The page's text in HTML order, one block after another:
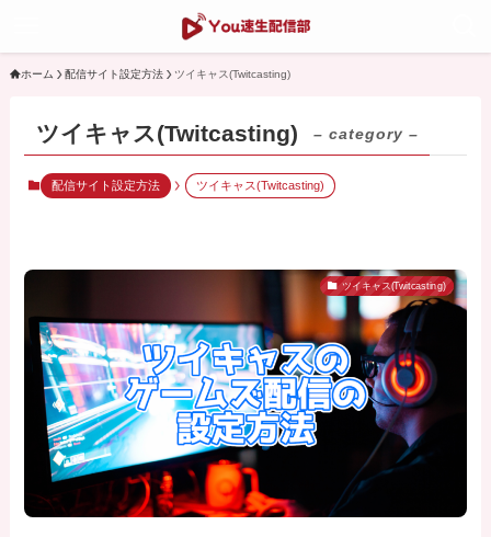
ホーム 配信サイト設定方法 ツイキャス(Twitcasting)
ツイキャス(Twitcasting) – category –
配信サイト設定方法 ツイキャス(Twitcasting)
ツイキャス(Twitcasting)